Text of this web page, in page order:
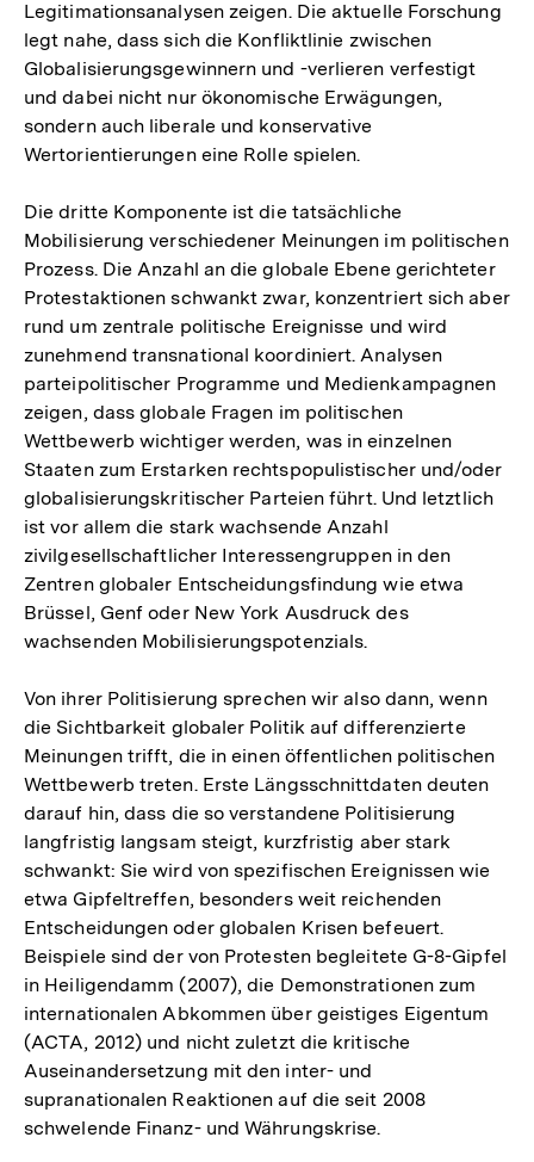
Legitimationsanalysen zeigen. Die aktuelle Forschung
legt nahe, dass sich die Konfliktlinie zwischen
Globalisierungsgewinnern und -verlieren verfestigt
und dabei nicht nur ökonomische Erwägungen,
sondern auch liberale und konservative
Wertorientierungen eine Rolle spielen.
Die dritte Komponente ist die tatsächliche
Mobilisierung verschiedener Meinungen im politischen
Prozess. Die Anzahl an die globale Ebene gerichteter
Protestaktionen schwankt zwar, konzentriert sich aber
rund um zentrale politische Ereignisse und wird
zunehmend transnational koordiniert. Analysen
parteipolitischer Programme und Medienkampagnen
zeigen, dass globale Fragen im politischen
Wettbewerb wichtiger werden, was in einzelnen
Staaten zum Erstarken rechtspopulistischer und/oder
globalisierungskritischer Parteien führt. Und letztlich
ist vor allem die stark wachsende Anzahl
zivilgesellschaftlicher Interessengruppen in den
Zentren globaler Entscheidungsfindung wie etwa
Brüssel, Genf oder New York Ausdruck des
wachsenden Mobilisierungspotenzials.
Von ihrer Politisierung sprechen wir also dann, wenn
die Sichtbarkeit globaler Politik auf differenzierte
Meinungen trifft, die in einen öffentlichen politischen
Wettbewerb treten. Erste Längsschnittdaten deuten
darauf hin, dass die so verstandene Politisierung
langfristig langsam steigt, kurzfristig aber stark
schwankt: Sie wird von spezifischen Ereignissen wie
etwa Gipfeltreffen, besonders weit reichenden
Entscheidungen oder globalen Krisen befeuert.
Beispiele sind der von Protesten begleitete G-8-Gipfel
in Heiligendamm (2007), die Demonstrationen zum
internationalen Abkommen über geistiges Eigentum
(ACTA, 2012) und nicht zuletzt die kritische
Auseinandersetzung mit den inter- und
supranationalen Reaktionen auf die seit 2008
schwelende Finanz- und Währungskrise.